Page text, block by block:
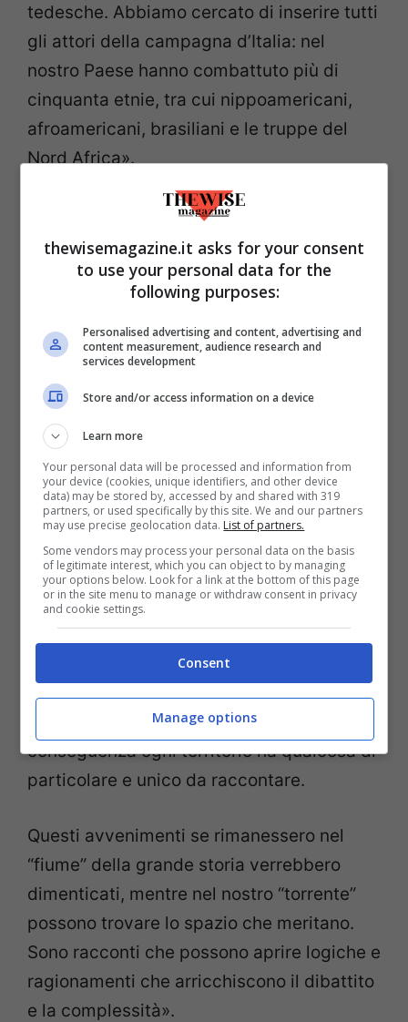
tedesche. Abbiamo cercato di inserire tutti
gli attori della campagna d’Italia: nel
nostro Paese hanno combattuto più di
cinquanta etnie, tra cui nippoamericani,
afroamericani, brasiliani e le truppe del
Nord Africa».
Il museo di ASMER.
Qual è il valore della storia
militare riportata alla dimensione
della storia locale?
«Credo che la storia militare sia storia di
uomini e storia di uomini vuol dire storia
locale. Ogni comunità ha dato uomini che
hanno servito il proprio Paese, di
conseguenza ogni territorio ha qualcosa di
particolare e unico da raccontare.
Questi avvenimenti se rimanessero nel
“fiume” della grande storia verrebbero
dimenticati, mentre nel nostro “torrente”
possono trovare lo spazio che meritano.
Sono racconti che possono aprire logiche e
ragionamenti che arricchiscono il dibattito
e la complessità».
thewisemagazine.it asks for your consent
to use your personal data for the
following purposes:
Personalised advertising and content, advertising and
content measurement, audience research and
services development
Store and/or access information on a device
Learn more
Your personal data will be processed and information from
your device (cookies, unique identifiers, and other device
data) may be stored by, accessed by and shared with 319
partners, or used specifically by this site. We and our partners
may use precise geolocation data. List of partners.
Some vendors may process your personal data on the basis
of legitimate interest, which you can object to by managing
your options below. Look for a link at the bottom of this page
or in the site menu to manage or withdraw consent in privacy
and cookie settings.
Consent
Manage options